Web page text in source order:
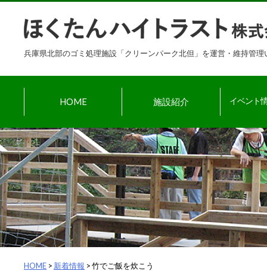
content
兵庫県北部のゴミ処理施設「クリーンパーク北但」を運営・維持管理
HOME 施設紹介 イベント
HOME > 新着情報 >竹でご飯を炊こう